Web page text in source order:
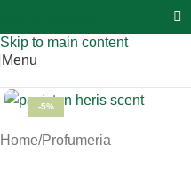
Skip to main content
Sei hai domande contattaci
Menu
-5%
Home/Profumeria